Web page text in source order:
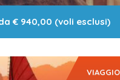
€ 940,00 (voli esclusi)